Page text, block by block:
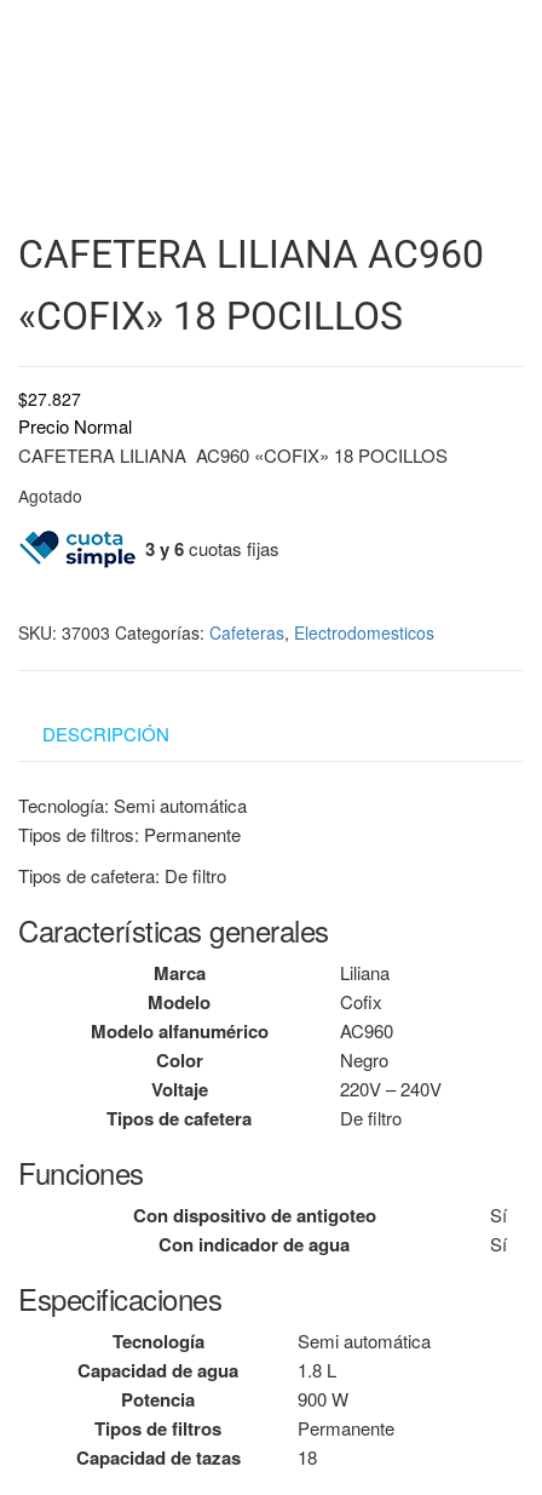
CAFETERA LILIANA AC960
«COFIX» 18 POCILLOS
$27.827
Precio Normal
CAFETERA LILIANA AC960 «COFIX» 18 POCILLOS
Agotado
3 y 6cuotas fijas
SKU: 37003 Categorías: Cafeteras, Electrodomesticos
DESCRIPCIÓN
Tecnología: Semi automática
Tipos de filtros: Permanente
Tipos de cafetera: De filtro
Características generales
Marca Liliana
Modelo Cofix
Modelo alfanumérico AC960
Color Negro
Voltaje 220V – 240V
Tipos de cafetera De filtro
Funciones
Con dispositivo de antigoteo Sí
Con indicador de agua Sí
Especificaciones
Tecnología Semi automática
Capacidad de agua 1.8 L
Potencia 900 W
Tipos de filtros Permanente
Capacidad de tazas 18